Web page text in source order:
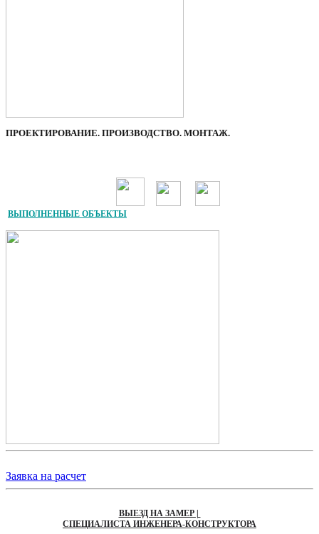
ПРОЕКТИРОВАНИЕ. ПРОИЗВОДСТВО. МОНТАЖ.
ВЫПОЛНЕННЫЕ ОБЪЕКТЫ
Заявка на расчет
ВЫЕЗД НА ЗАМЕР |
СПЕЦИАЛИСТА ИНЖЕНЕРА-КОНСТРУКТОРА